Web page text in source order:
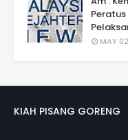
MAY
KIAH PISANG GORENG